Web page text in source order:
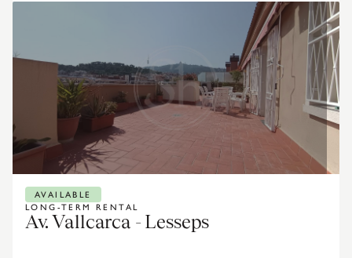
LONG-TERM RENTAL
AVAILABLE
Av. Vallcarca - Lesseps